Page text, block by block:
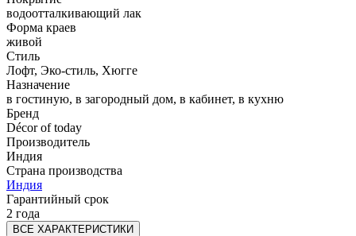
водоотталкивающий лак
Форма краев
живой
Стиль
Лофт, Эко-стиль, Хюгге
Назначение
в гостиную, в загородный дом, в кабинет, в кухню
Бренд
Décor of today
Производитель
Индия
Страна производства
Индия
Гарантийный срок
2 года
ВСЕ ХАРАКТЕРИСТИКИ